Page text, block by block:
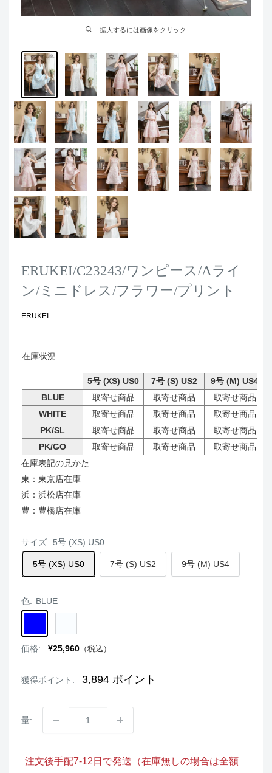
拡大するには画像をクリック
ERUKEI/C23243/ワンピース/Aライ
ン/ミニドレス/フラワー/プリント
ERUKEI
在庫状況
5号 (XS) US0 7号 (S) US2
9号 (M) US4
BLUE
取寄せ商品 取寄せ商品
取寄せ商品
WHITE
取寄せ商品 取寄せ商品
取寄せ商品
PK/SL
取寄せ商品 取寄せ商品
取寄せ商品
PK/GO
取寄せ商品 取寄せ商品
取寄せ商品
在庫表記の見かた
東：東京店在庫
浜：浜松店在庫
豊：豊橋店在庫
サイズ: 5号 (XS) US0
5号 (XS) US0 7号 (S) US2 9号 (M) US4
色: BLUE
価格:
販
¥25,960 （税込）
獲得ポイント: 3,894 ポイント
量:
注文後手配7-12日で発送（在庫無しの場合は全額